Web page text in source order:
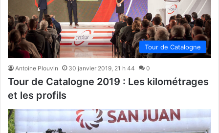
Tour de Catalogne
Antoine Plouvin 30 janvier 2019, 21 h 44 0
Tour de Catalogne 2019 : Les kilométrages
et les profils